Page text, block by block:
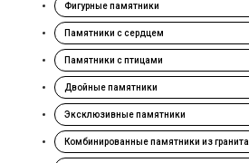
Фигурные памятники
Памятники с сердцем
Памятники с птицами
Двойные памятники
Эксклюзивные памятники
Комбинированные памятники из гранита